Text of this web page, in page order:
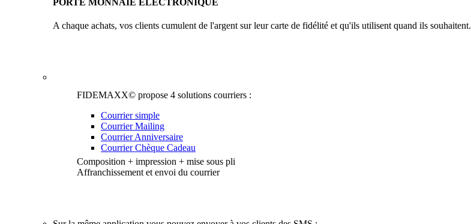
A chaque achats, vos clients cumulent de l'argent sur leur carte de fidélité et qu'ils utilisent quand ils souhaitent.
FIDEMAXX© propose 4 solutions courriers :
Courrier simple
Courrier Mailing
Courrier Anniversaire
Courrier Chèque Cadeau
Composition + impression + mise sous pli
Affranchissement et envoi du courrier